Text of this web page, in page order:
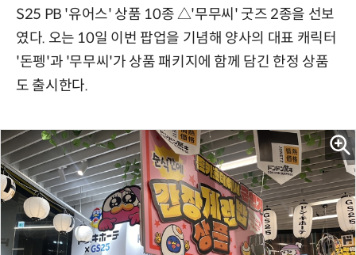
S25 PB '유어스' 상품 10종 △'무무씨' 굿즈 2종을 선보
였다. 오는 10일 이번 팝업을 기념해 양사의 대표 캐릭터
'돈펭'과 '무무씨'가 상품 패키지에 함께 담긴 한정 상품
도 출시한다.